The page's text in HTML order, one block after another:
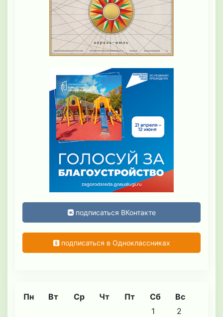
подписаться ВКонтакте
подписаться в Одноклассниках
Пн Вт Ср Чт Пт Сб Вс
1
2